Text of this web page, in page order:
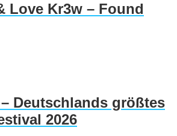
Love Kr3w – Found
Deutschlands größtes
2026